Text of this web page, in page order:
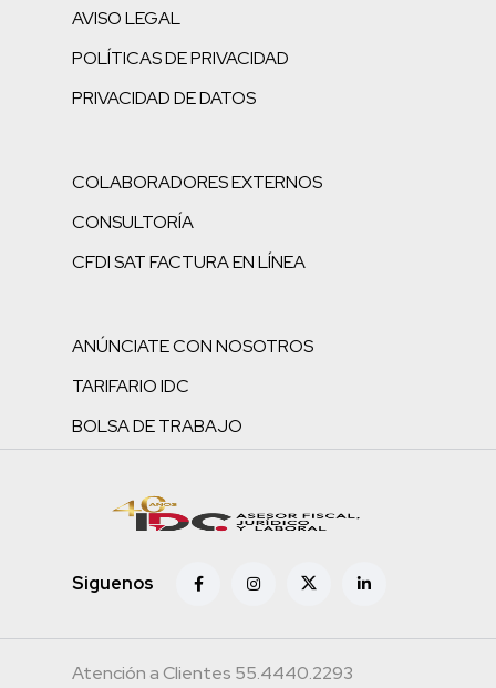
AVISO LEGAL
POLÍTICAS DE PRIVACIDAD
PRIVACIDAD DE DATOS
COLABORADORES EXTERNOS
CONSULTORÍA
CFDI SAT FACTURA EN LÍNEA
ANÚNCIATE CON NOSOTROS
TARIFARIO IDC
BOLSA DE TRABAJO
Siguenos
Atención a Clientes 55.4440.2293